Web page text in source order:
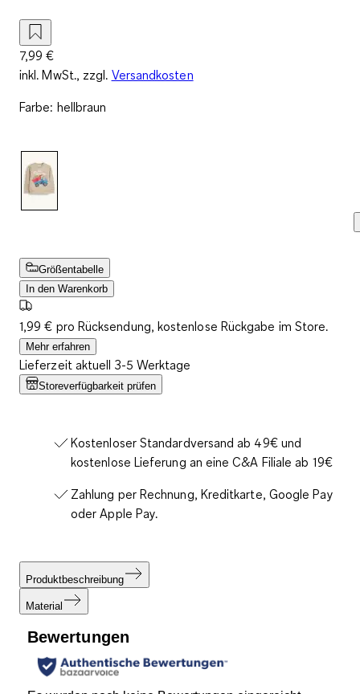
7,99 €
inkl. MwSt., zzgl. Versandkosten
Farbe: hellbraun
Größentabelle
In den Warenkorb
1,99 € pro Rücksendung, kostenlose Rückgabe im Store.
Mehr erfahren
Lieferzeit aktuell 3-5 Werktage
Storeverfügbarkeit prüfen
Kostenloser Standardversand ab 49€ und
kostenlose Lieferung an eine C&A Filiale ab 19€
Zahlung per Rechnung, Kreditkarte, Google Pay
oder Apple Pay.
Produktbeschreibung
Material
Bewertungen